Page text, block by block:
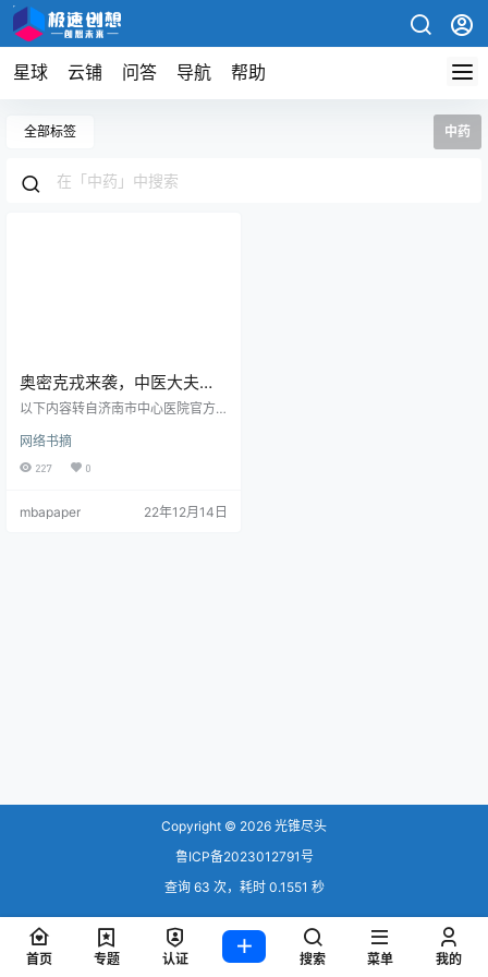
星球 云铺 问答 导航 帮助
全部标签 中药
奥密克戎来袭，中医大夫告
诉你如何选择中成药
以下内容转自济南市中心医院官方
不是情不自禁的也想来两盒连花清
瘟。怎奈下手又晚了一步，货架已
了，忘了说了，在中医眼里，管你
网络书摘
227 0
mbapaper 22年12月14日
Copyright © 2026 光锥尽头
鲁ICP备2023012791号
查询 63 次，耗时 0.1551 秒
首页 专题 认证 搜索 菜单 我的